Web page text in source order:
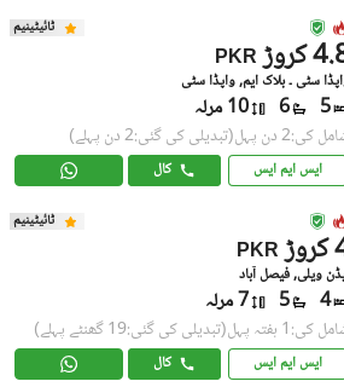
ٹائیٹینیم
PKR کروڑ
سٹی ۔ بلاک ایم, واپڈا سٹی
5
6 10 مرلہ
کی:2 دن پہل (تبدیلی کی گئی:2 دن پہلے)
ایس ایم ایس کال
ٹائیٹینیم
PKR
ویلی, فیصل آباد
4
5 7 مرلہ
کی:1 ہفتہ پہل (تبدیلی کی گئی:19 گھنٹے پہلے)
ایس ایم ایس کال